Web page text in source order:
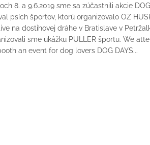
8. a 9.6.2019 sme sa zúčastnili akcie
psích športov, ktorú organizovalo OZ
na dostihovej dráhe v Bratislave v
sme ukážku PULLER športu. We
an event for dog lovers DOG DAYS...